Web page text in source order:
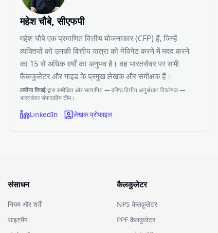
महेश चौबे, सीएफपी
महेश चौबे एक प्रमाणित वित्तीय योजनाकार (CFP) हैं, जिन्हें
व्यक्तियों को उनकी वित्तीय यात्रा को नेविगेट करने में मदद करने
का 15 से अधिक वर्षों का अनुभव है। वह भारतसेवर पर सभी
कैलकुलेटर और गाइड के प्रमुख लेखक और समीक्षक हैं।
लवीना विजईद्वारा समीक्षित और सत्यापित — वरिष्ठ वित्तीय अनुसंधान विश्लेषक —
भारतसेवर संपादकीय टीम।
LinkedIn लेखक प्रोफाइल
संसाधन
नियम और शर्तें
साइटमैप
कैलकुलेटर
NPS कैलकुलेटर
PPF कैलकुलेटर